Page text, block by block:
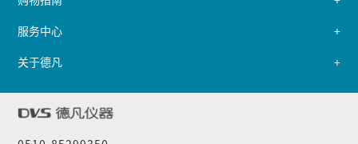
服务中心
关于德凡